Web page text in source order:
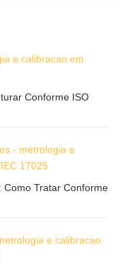
Conforme ISO
Tratar Conforme